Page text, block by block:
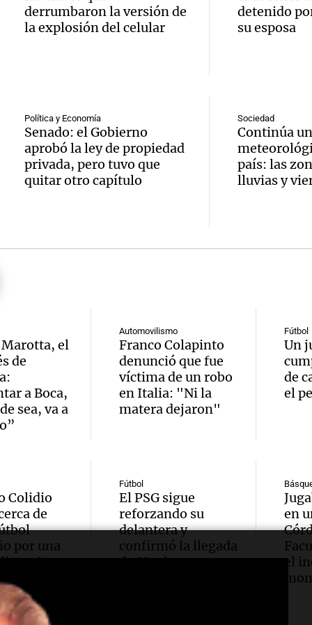
de
por
de
Amamos
Episodios
contra
clave
teatro
la
la
todos
Panorama
Audio.
Boca,
ser
La Cadena
mano
La
Episodios
Audio.
sobre
Amamos
Audio.
alertó
Niño
más
Audio.
sigue
Audio.
derrumbaron la versión de
la explosión del celular
detenido
su esposa
Política y Economía
Senado: el Gobierno
aprobó la ley de propiedad
privada, pero tuvo que
quitar otro capítulo
Sociedad
Continúa
país: las
lluvias y
el
de
a Boca,
sea, va a
Automovilismo
Franco Colapinto
denunció que fue
víctima de un robo
en Italia: "Ni la
matera dejaron"
Fútbol
Un
de
el
Colidio
de
por una
Fútbol
El PSG sigue
reforzando su
delantera y
confirmó la llegada
de Maghnes
en
el